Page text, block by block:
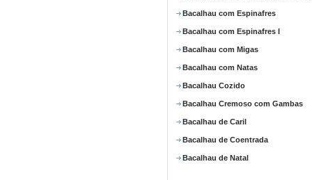
Bacalhau com Espinafres
Bacalhau com Espinafres I
Bacalhau com Migas
Bacalhau com Natas
Bacalhau Cozido
Bacalhau Cremoso com Gambas
Bacalhau de Caril
Bacalhau de Coentrada
Bacalhau de Natal